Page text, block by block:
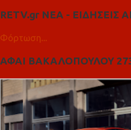
RETV.gr ΝΕΑ - ΕΙΔΗΣΕΙΣ
Φόρτωση...
ΑΦΑΙ ΒΑΚΑΛΟΠΟΥΛΟΥ